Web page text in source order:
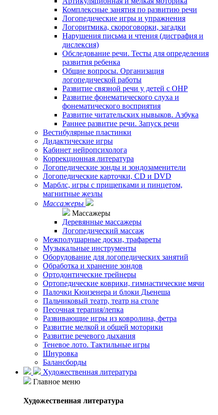
Комплексные занятия по развитию речи
Логопедические игры и упражнения
Логоритмика, скороговорки, загадки
Нарушения письма и чтения (дисграфия и
дислексия)
Обследование речи. Тесты для определения
развития ребенка
Общие вопросы. Организация
логопедической работы
Развитие связной речи у детей с ОНР
Развитие фонематического слуха и
фонематического восприятия
Развитие читательских нывыков. Азбука
Раннее развитие речи. Запуск речи
Вестибулярные пластинки
Дидактические игры
Кабинет нейропсихолога
Коррекционная литература
Логопедические зонды и зондозаменители
Логопедические карточки, CD и DVD
Марблс, игры с прищепками и пинцетом,
магнитные жезлы
Массажеры
Массажеры
Деревянные массажеры
Логопедический массаж
Межполушарные доски, трафареты
Музыкальные инструменты
Оборудование для логопедических занятий
Обработка и хранение зондов
Ортодонтические трейнеры
Ортопедические коврики, гимнастические мячи
Палочки Кюизенера и блоки Дьенеша
Пальчиковый театр, театр на столе
Песочная терапия/лепка
Развивающие игры из ковролина, фетра
Развитие мелкой и общей моторики
Развитие речевого дыхания
Теневое лото. Тактильные игры
Шнуровка
Балансборды
Художественная литература
Главное меню
Художественная литература